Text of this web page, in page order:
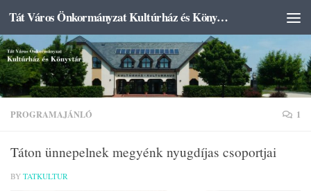
Skip to content Tát Város Önkormányzat Kultúrház és Könyvtár
PROGRAMAJÁNLÓ 1
Táton ünnepelnek megyénk nyugdíjas csoportjai
BY TATKULTUR